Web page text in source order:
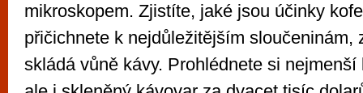
mikroskopem. Zjistíte, jaké jsou účinky
přičichnete k nejdůležitějším sloučeninám,
skládá vůně kávy. Prohlédnete si